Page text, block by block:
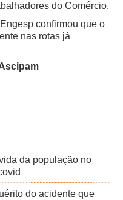
do Comércio.
confirmou que o
nas rotas já
da população no
do acidente que